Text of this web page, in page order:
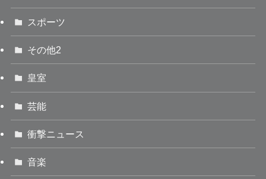
スポーツ
その他2
皇室
芸能
衝撃ニュース
音楽